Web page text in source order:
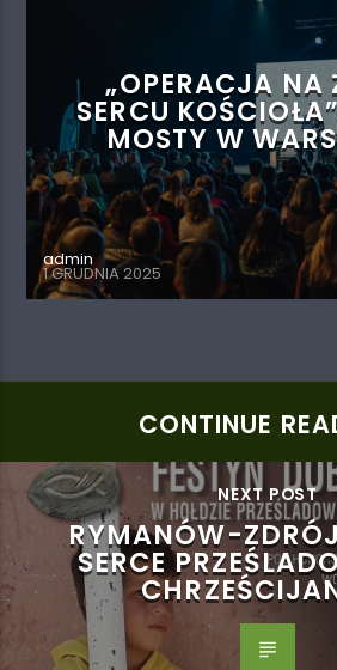
„OPERACJA NA
SERCU
MOSTY W
admin
1 GRUDNIA 2025
CONTINUE
NEXT POST
RYMANÓW-
SERCE